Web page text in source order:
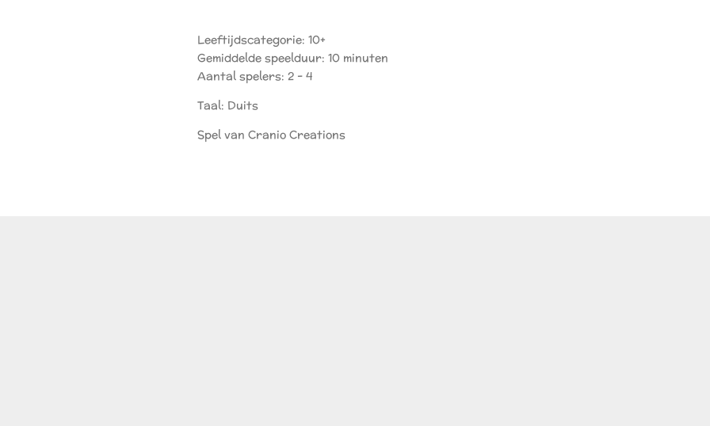
Leeftijdscategorie: 10+
Gemiddelde speelduur: 10 minuten
Aantal spelers: 2 - 4
Taal: Duits
Spel van Cranio Creations